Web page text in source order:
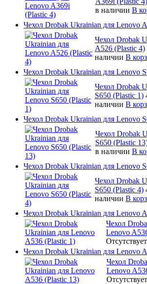
в наличии В
Чехол Drobak Ukrainian для Lenovo
Чехол Drobak
A526 (Plastic 4)
наличии В
Чехол Drobak Ukrainian для Lenovo
Чехол Drobak
S650 (Plastic 1)
наличии В
Чехол Drobak Ukrainian для Lenovo
Чехол Drobak
S650 (Plastic
в наличии В
Чехол Drobak Ukrainian для Lenovo
Чехол Drobak
S650 (Plastic 4)
наличии В
Чехол Drobak Ukrainian для Lenovo
Чехол
Lenovo
Отсутствует
Чехол Drobak Ukrainian для Lenovo
Чехол
Lenovo
Отсутствует